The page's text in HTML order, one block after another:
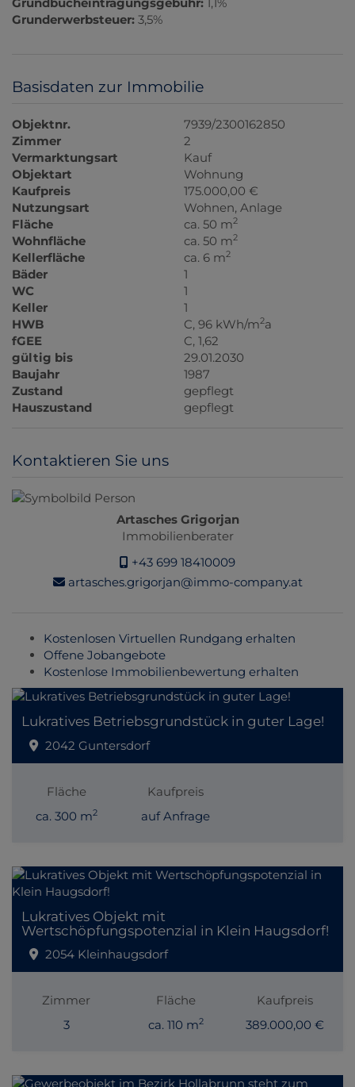
Grunderwerbsteuer: 3,5%
Basisdaten zur Immobilie
Objektnr.
7939/2300162850
Zimmer
2
Vermarktungsart
Kauf
Objektart
Wohnung
Kaufpreis
175.000,00 €
Nutzungsart
Wohnen Anlage
Fläche
ca. 50 m2
Wohnfläche ca. 50 m2
Kellerfläche ca. 6 m2
Bäder
1
WC
1
Keller
1
HWB
C, 96 kWh/m2a
fGEE
C, 1,62
gültig bis
29.01.2030
Baujahr
1987
Zustand
gepflegt
Hauszustand
gepflegt
Kontaktieren Sie uns
Artasches Grigorjan
Immobilienberater
+43 699 18410009
artasches.grigorjan@immo-company.at
Kostenlosen Virtuellen Rundgang erhalten
Offene Jobangebote
Kostenlose Immobilienbewertung erhalten
Lukratives Betriebsgrundstück in guter Lage!
2042 Guntersdorf
Fläche
ca. 300 m2
Kaufpreis
auf Anfrage
Lukratives Objekt mit
Wertschöpfungspotenzial in Klein Haugsdorf!
2054 Kleinhaugsdorf
Zimmer
3
Fläche
ca. 110 m2
Kaufpreis
389.000,00 €